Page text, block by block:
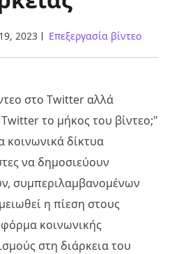
2023 Επεξεργασία βίντεο
στο Twitter αλλά
το μήκος του βίντεο;"
κοινωνικά δίκτυα
να δημοσιεύουν
συμπεριλαμβανομένων
η πίεση στους
κοινωνικής
στη διάρκεια του